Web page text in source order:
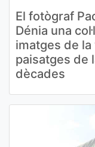
El fotògraf
Dénia una
imatges de
paisatges de
dècades